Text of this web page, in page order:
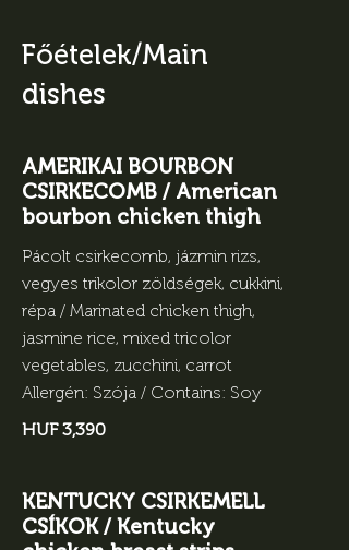
Főételek/Main
dishes
AMERIKAI BOURBON
CSIRKECOMB / American
bourbon chicken thigh
Pácolt csirkecomb, jázmin rizs,
vegyes trikolor zöldségek, cukkini,
répa / Marinated chicken thigh,
jasmine rice, mixed tricolor
vegetables, zucchini, carrot
Allergén: Szója / Contains: Soy
HUF 3,390
KENTUCKY CSIRKEMELL
CSÍKOK / Kentucky